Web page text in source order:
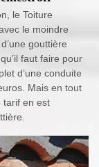
le Toiture
le moindre
gouttière
faut faire pour
d’une conduite
Mais en tout
tarif en est